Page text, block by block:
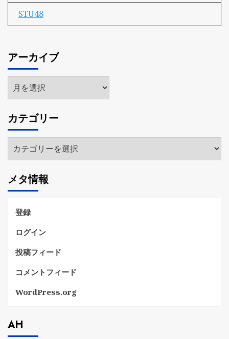
STU48
アーカイブ
ア
ー
イ
ブ
カテゴリー
テ
リ
ー
メタ情報
登録
ログイン
投稿フィード
コメントフィード
WordPress.org
AH